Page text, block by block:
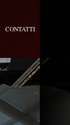
CONTATTI